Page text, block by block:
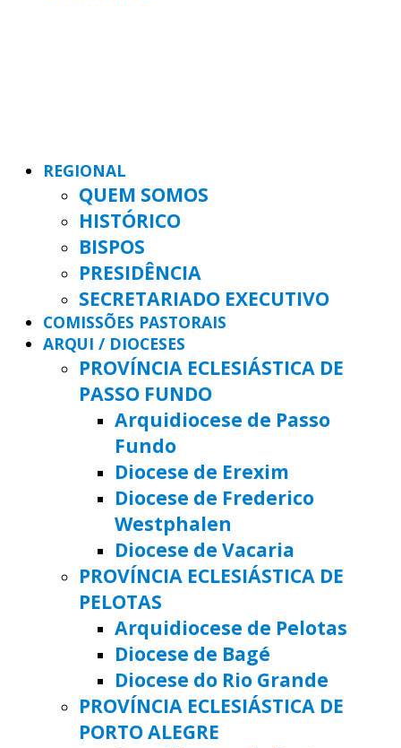
REGIONAL
QUEM SOMOS
HISTÓRICO
BISPOS
PRESIDÊNCIA
SECRETARIADO EXECUTIVO
COMISSÕES PASTORAIS
ARQUI / DIOCESES
PROVÍNCIA ECLESIÁSTICA DE
PASSO FUNDO
Arquidiocese de Passo
Fundo
Diocese de Erexim
Diocese de Frederico
Westphalen
Diocese de Vacaria
PROVÍNCIA ECLESIÁSTICA DE
PELOTAS
Arquidiocese de Pelotas
Diocese de Bagé
Diocese do Rio Grande
PROVÍNCIA ECLESIÁSTICA DE
PORTO ALEGRE